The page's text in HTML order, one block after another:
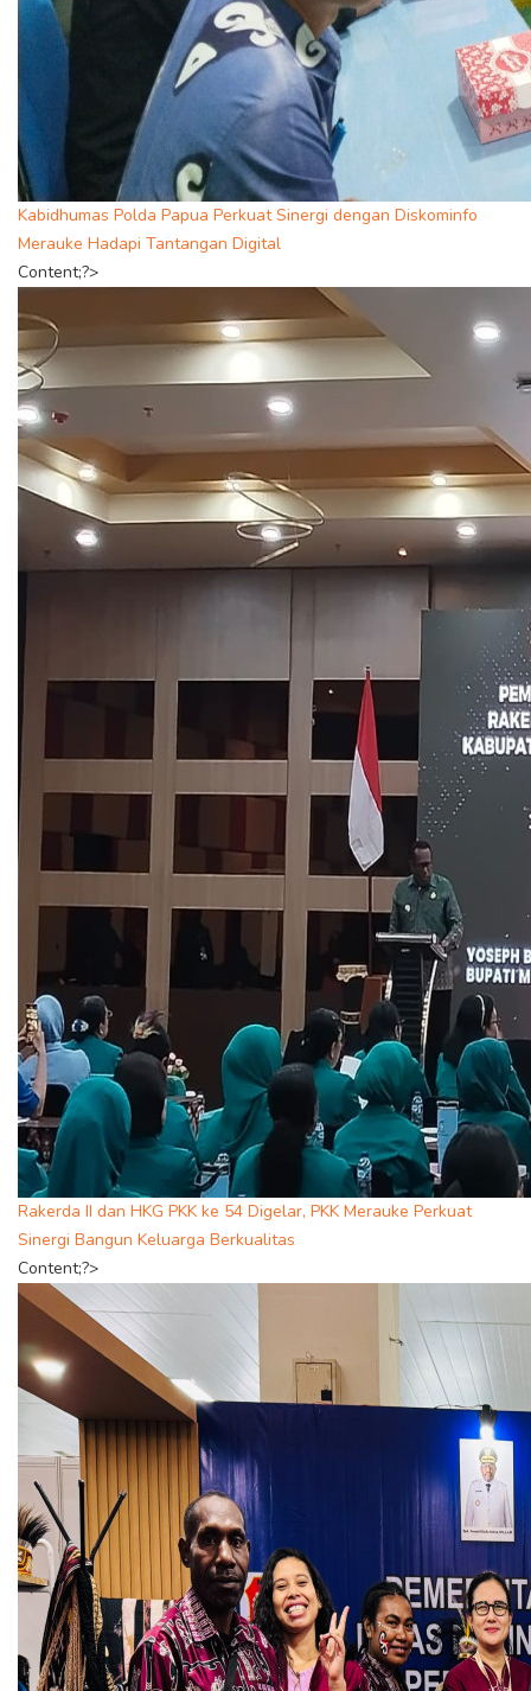
Kabidhumas Polda Papua Perkuat Sinergi dengan Diskominfo
Merauke Hadapi Tantangan Digital
Content;?>
Rakerda II dan HKG PKK ke 54 Digelar, PKK Merauke Perkuat
Sinergi Bangun Keluarga Berkualitas
Content;?>